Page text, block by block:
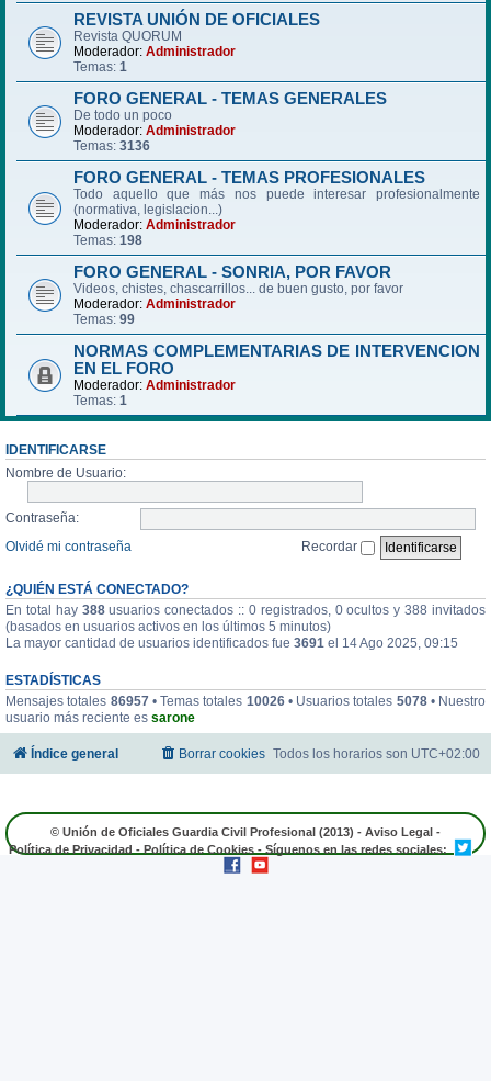
REVISTA UNIÓN DE OFICIALES
Revista QUORUM
Moderador: Administrador
Temas: 1
FORO GENERAL - TEMAS GENERALES
De todo un poco
Moderador: Administrador
Temas: 3136
FORO GENERAL - TEMAS PROFESIONALES
Todo aquello que más nos puede interesar profesionalmente
(normativa, legislacion...)
Moderador: Administrador
Temas: 198
FORO GENERAL - SONRIA, POR FAVOR
Videos, chistes, chascarrillos... de buen gusto, por favor
Moderador: Administrador
Temas: 99
NORMAS COMPLEMENTARIAS DE INTERVENCION
EN EL FORO
Moderador: Administrador
Temas: 1
IDENTIFICARSE
Nombre de Usuario:
Contraseña:
Olvidé mi contraseña
Recordar
¿QUIÉN ESTÁ CONECTADO?
En total hay 388usuarios conectados :: 0 registrados, 0 ocultos y 388 invitados
(basados en usuarios activos en los últimos 5 minutos)
La mayor cantidad de usuarios identificados fue 3691 el 14 Ago 2025, 09:15
ESTADÍSTICAS
Mensajes totales 86957• Temas totales 10026• Usuarios totales 5078• Nuestro
usuario más reciente es sarone
Índice general Todos los horarios son UTC+02:00
Borrar cookies
© Unión de Oficiales Guardia Civil Profesional (2013) - Aviso Legal -
Política de Privacidad - Política de Cookies - Síguenos en las redes sociales: